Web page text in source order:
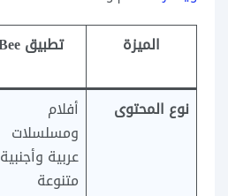
الميزة تطبيق Bee
نوع المحتوى
أفلام
ومسلسلات
عربية وأجنبية
متنوعة